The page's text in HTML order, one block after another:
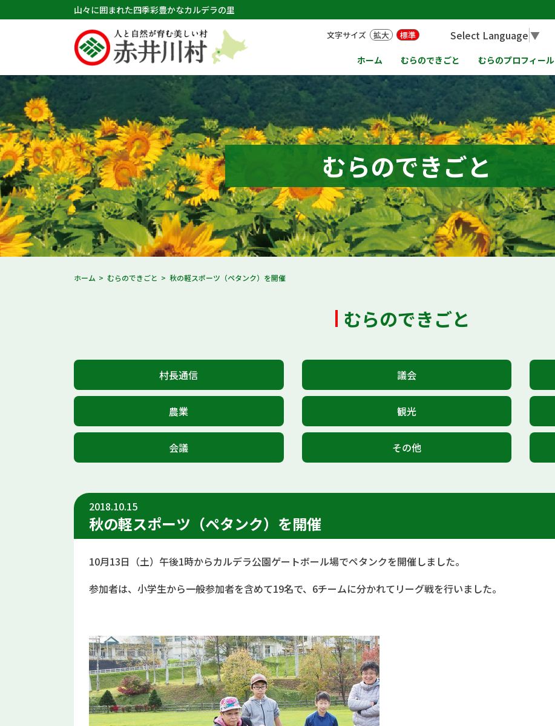
山々に囲まれた四季彩豊かなカルデラの里
ホーム むらのできごと むらのプロフィール
文字サイズ 拡大 標準 Select Language▼
むらのできごと
ホーム むらのできごと 秋の軽スポーツ（ペタンク）を開催
むらのできごと
村長通信 議会
農業 観光
会議 その他
2018.10.15
秋の軽スポーツ（ペタンク）を開催
10月13日（土）午後1時からカルデラ公園ゲートボール場でペタンクを開催しました。
参加者は、小学生から一般参加者を含めて19名で、6チームに分かれてリーグ戦を行いました。